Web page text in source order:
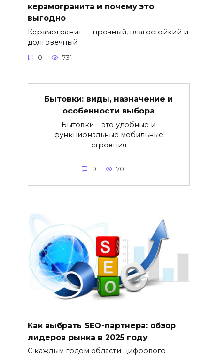
керамогранита и почему это
выгодно
Керамогранит — прочный, влагостойкий и
долговечный
0 731
Бытовки: виды, назначение и
особенности выбора
Бытовки – это удобные и
функциональные мобильные
строения
0 701
Как выбрать SEO-партнера: обзор
лидеров рынка в 2025 году
С каждым годом области цифрового